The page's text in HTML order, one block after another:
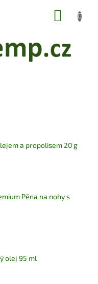
a propolisem 20 g
Pěna na nohy s
olej 95 ml